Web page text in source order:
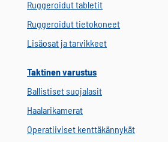
Ruggeroidut tabletit
Ruggeroidut tietokoneet
Lisäosat ja tarvikkeet
Taktinen varustus
Ballistiset suojalasit
Haalarikamerat
Operatiiviset kenttäkännykät